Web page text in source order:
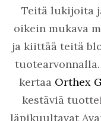
Teitä lukijoita
oikein mukava
ja kiittää teitä
kertaa Orthex
kestäviä
läpikuultavat